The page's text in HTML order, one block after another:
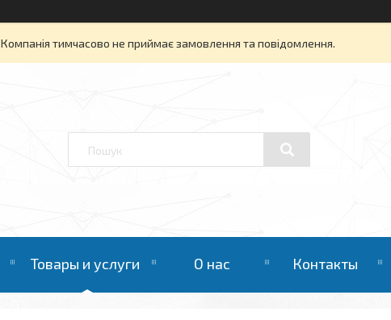
Компанія тимчасово не приймає замовлення та повідомлення.
Товары и услуги О нас Контакты